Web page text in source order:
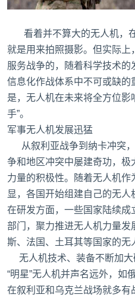
看着并不算大的无人机，
就是用来拍照摄影。但实际
服务战争的，随着科学技术
信息化作战体系中不可或缺的
是，无人机在未来将全方位影
手”。
军事无人机发展迅猛
从叙利亚战争到纳卡冲突
争和地区冲突中屡建奇功，
力量的积极性。随着无人机作
显，各国开始组建自己的无人
在研发方面，一些国家陆续
部门，聚力推进无人机力量
斯、法国、土耳其等国家的
无人机技术、装备不断加大
“明星”无人机并声名远外，如
在叙利亚和乌克兰战场就多有